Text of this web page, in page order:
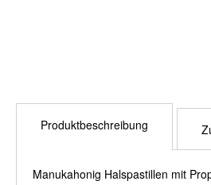
Produktbeschreibung
Manukahonig Halspastillen mit